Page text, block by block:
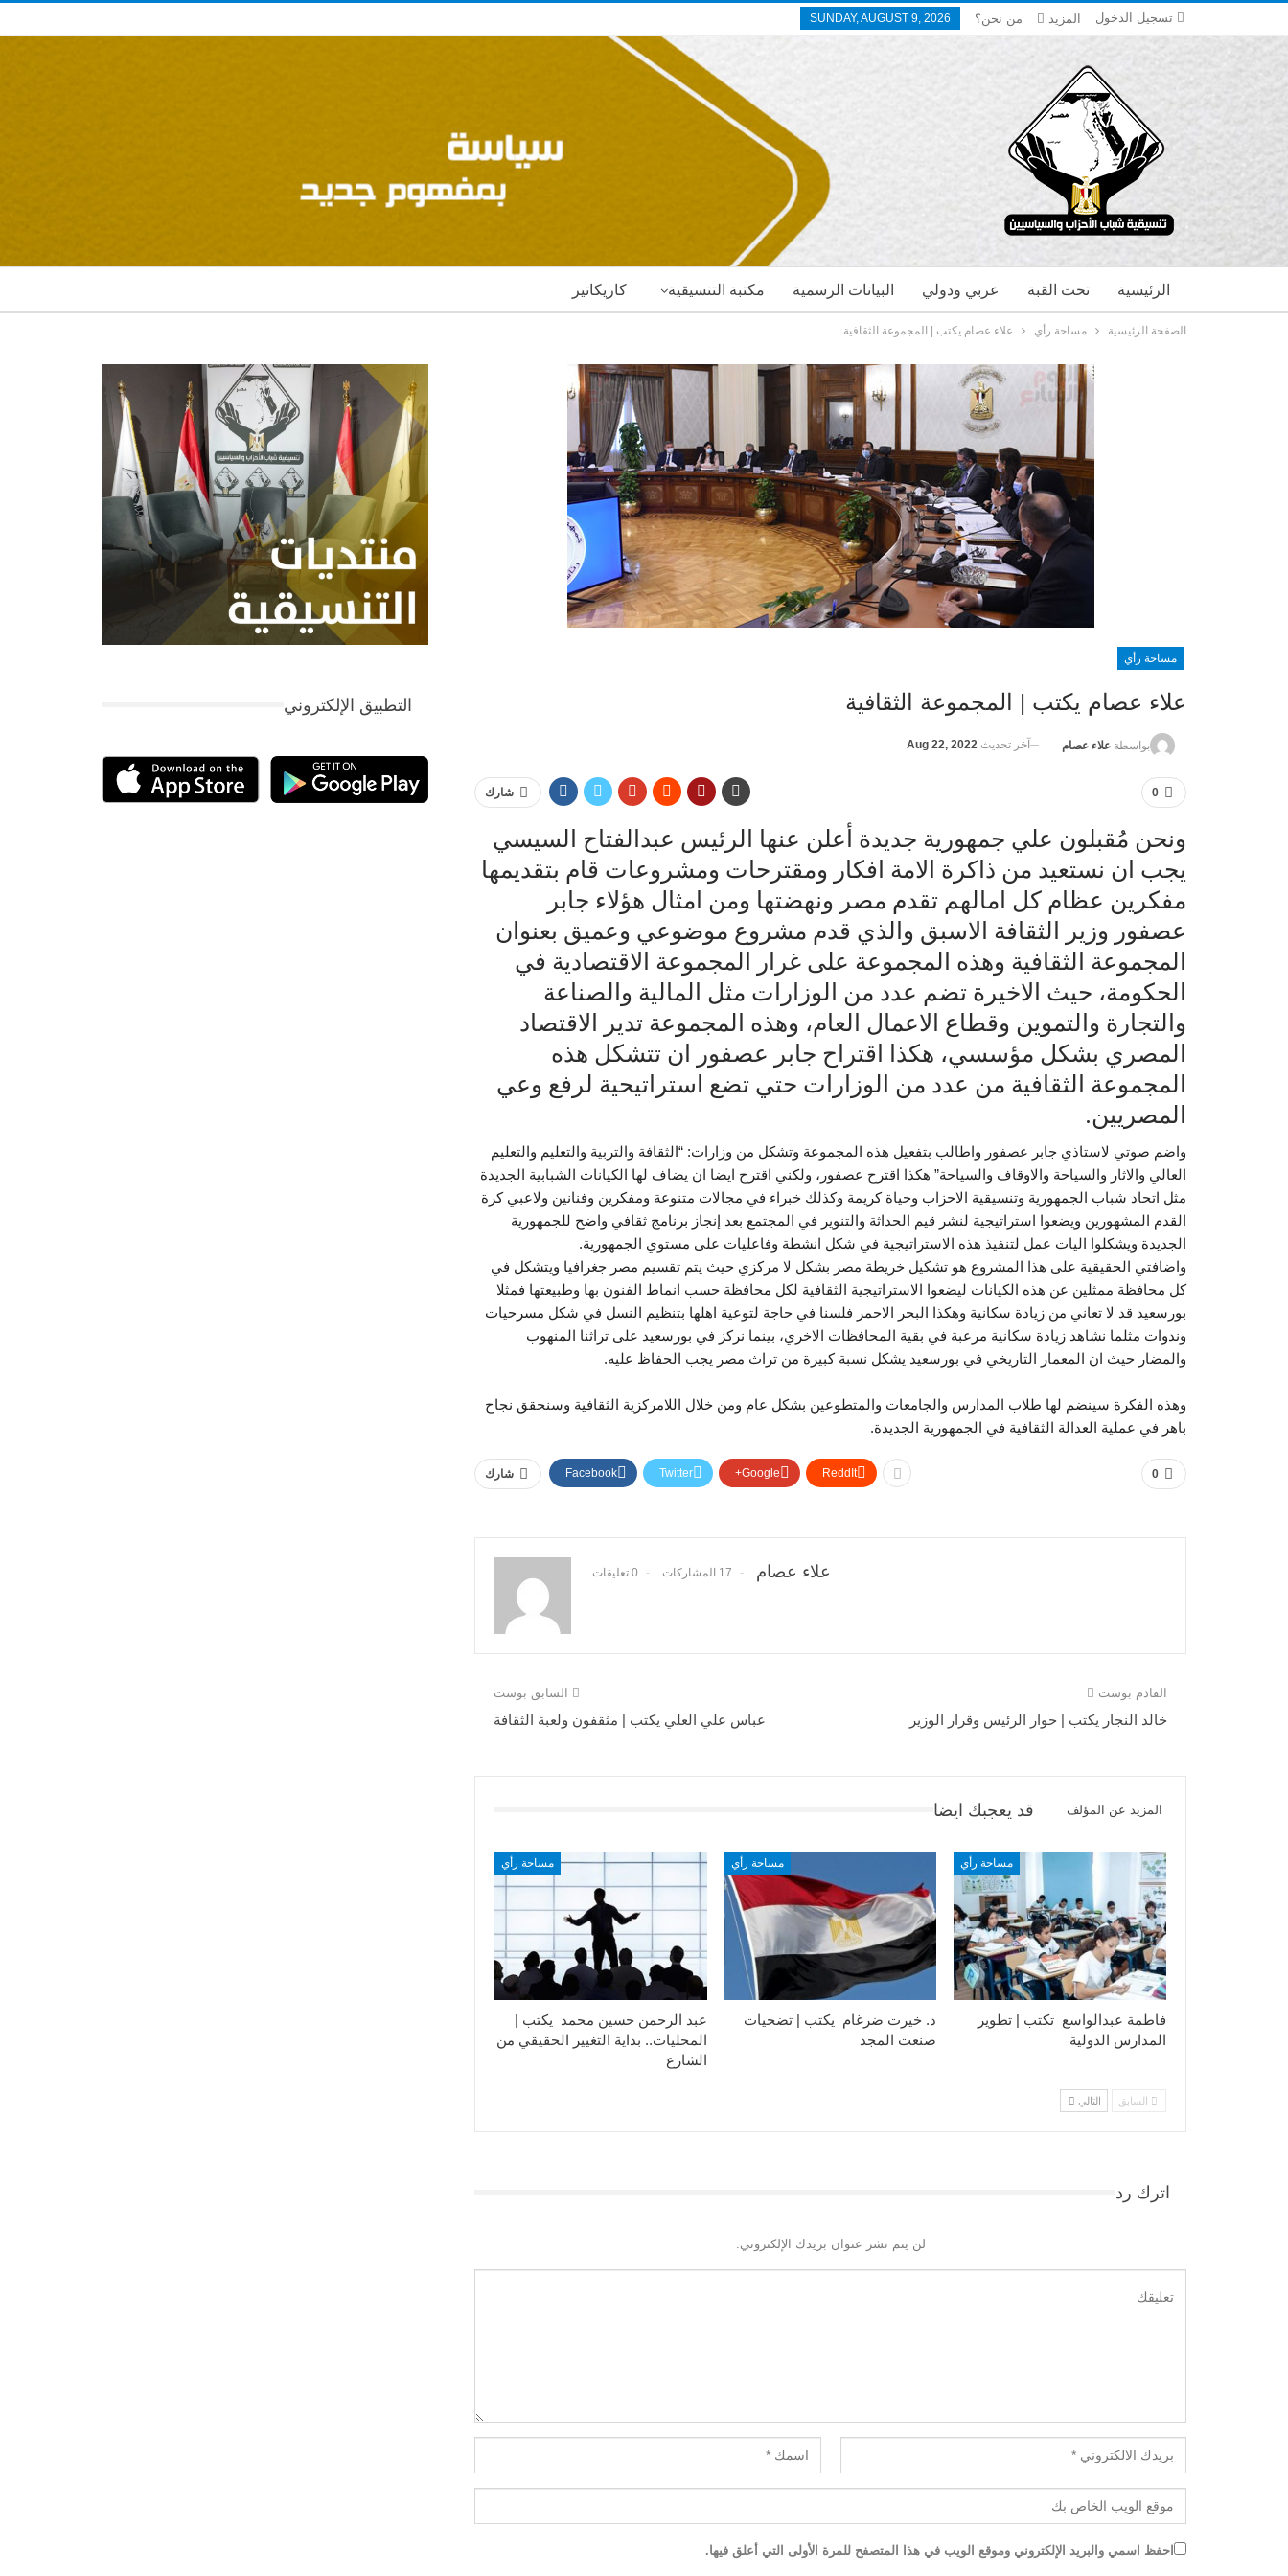
تسجيل الدخول SUNDAY, AUGUST 9, 2026 من نحن؟ المزيد
كاريكاتير مكتبة التنسيقية البيانات الرسمية عربي ودولي تحت القبة الرئيسية
الصفحة الرئيسية مساحة رأي علاء عصام يكتب | المجموعة الثقافية
مساحة رأي
علاء عصام يكتب | المجموعة الثقافية
بواسطة علاء عصام آخر تحديث Aug 22, 2022
0 شارك
ونحن مُقبلون علي جمهورية جديدة أعلن عنها الرئيس عبدالفتاح السيسي
يجب ان نستعيد من ذاكرة الامة افكار ومقترحات ومشروعات قام بتقديمها
مفكرين عظام كل امالهم تقدم مصر ونهضتها ومن امثال هؤلاء جابر
عصفور وزير الثقافة الاسبق والذي قدم مشروع موضوعي وعميق بعنوان
المجموعة الثقافية وهذه المجموعة على غرار المجموعة الاقتصادية في
الحكومة، حيث الاخيرة تضم عدد من الوزارات مثل المالية والصناعة
والتجارة والتموين وقطاع الاعمال العام، وهذه المجموعة تدير الاقتصاد
المصري بشكل مؤسسي، هكذا اقتراح جابر عصفور ان تتشكل هذه
المجموعة الثقافية من عدد من الوزارات حتي تضع استراتيحية لرفع وعي
المصريين.
واضم صوتي لاستاذي جابر عصفور واطالب بتفعيل هذه المجموعة وتشكل من وزارات: “الثقافة والتربية والتعليم والتعليم
العالي والاثار والسياحة والاوقاف والسياحة” هكذا اقترح عصفور، ولكني اقترح ايضا ان يضاف لها الكيانات الشبابية الجديدة
مثل اتحاد شباب الجمهورية وتنسيقية الاحزاب وحياة كريمة وكذلك خبراء في مجالات متنوعة ومفكرين وفنانين ولاعبي كرة
القدم المشهورين ويضعوا استراتيجية لنشر قيم الحداثة والتنوير في المجتمع بعد إنجاز برنامج ثقافي واضح للجمهورية
الجديدة ويشكلوا اليات عمل لتنفيذ هذه الاستراتيجية في شكل انشطة وفاعليات على مستوي الجمهورية.
واضافتي الحقيقية على هذا المشروع هو تشكيل خريطة مصر بشكل لا مركزي حيث يتم تقسيم مصر جغرافيا ويتشكل في
كل محافظة ممثلين عن هذه الكيانات ليضعوا الاستراتيجية الثقافية لكل محافظة حسب انماط الفنون بها وطبيعتها فمثلا
بورسعيد قد لا تعاني من زيادة سكانية وهكذا البحر الاحمر فلسنا في حاجة لتوعية اهلها بتنظيم النسل في شكل مسرحيات
وندوات مثلما نشاهد زيادة سكانية مرعبة في بقية المحافظات الاخري، بينما نركز في بورسعيد على تراثنا المنهوب
والمضار حيث ان المعمار التاريخي في بورسعيد يشكل نسبة كبيرة من تراث مصر يجب الحفاظ عليه.
وهذه الفكرة سينضم لها طلاب المدارس والجامعات والمتطوعين بشكل عام ومن خلال اللامركزية الثقافية وسنحقق نجاح
باهر في عملية العدالة الثقافية في الجمهورية الجديدة.
0 شارك Facebook Twitter Google+ ReddIt
علاء عصام 17 المشاركات 0 تعليقات
السابق بوست
عباس علي العلي يكتب | مثقفون ولعبة الثقافة
القادم بوست
خالد النجار يكتب | حوار الرئيس وقرار الوزير
قد يعجبك ايضا المزيد عن المؤلف
مساحة رأي
عبد الرحمن حسين محمد يكتب |
المحليات.. بداية التغيير الحقيقي من
الشارع
مساحة رأي
د. خيرت ضرغام يكتب | تضحيات
صنعت المجد
مساحة رأي
فاطمة عبدالواسع تكتب | تطوير
المدارس الدولية
السابق التالي
اترك رد
لن يتم نشر عنوان بريدك الإلكتروني.
احفظ اسمي والبريد الإلكتروني وموقع الويب في هذا المتصفح للمرة الأولى التي أعلق فيها.
التطبيق الإلكتروني